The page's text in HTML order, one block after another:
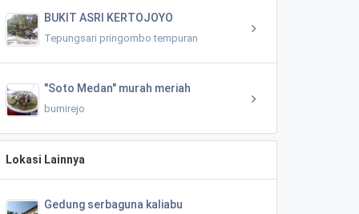
BUKIT ASRI KERTOJOYO
Tepungsari pringombo tempuran
"Soto Medan" murah meriah
bumirejo
Lokasi Lainnya
Gedung serbaguna kaliabu